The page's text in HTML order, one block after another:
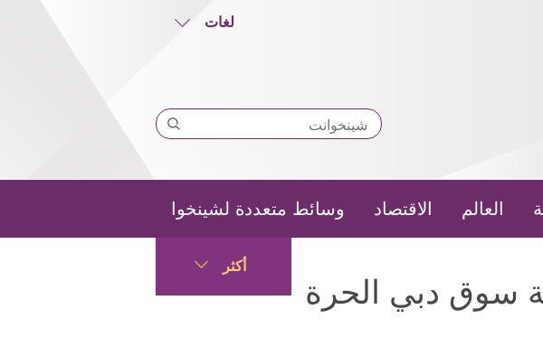
لغات
العالم الاقتصاد وسائط متعددة لشينخوا
أكثر
سوق دبي الحرة